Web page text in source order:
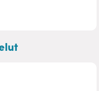
ja hoivapalvelut,